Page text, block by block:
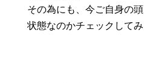
その為にも、今ご自身の
状態なのかチェックして